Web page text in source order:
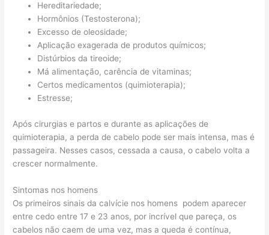
Hereditariedade;
Hormônios (Testosterona);
Excesso de oleosidade;
Aplicação exagerada de produtos químicos;
Distúrbios da tireoide;
Má alimentação, carência de vitaminas;
Certos medicamentos (quimioterapia);
Estresse;
Após cirurgias e partos e durante as aplicações de
quimioterapia, a perda de cabelo pode ser mais intensa, mas é
passageira. Nesses casos, cessada a causa, o cabelo volta a
crescer normalmente.
Sintomas nos homens
Os primeiros sinais da calvície nos homens podem aparecer
entre cedo entre 17 e 23 anos, por incrível que pareça, os
cabelos não caem de uma vez, mas a queda é contínua,